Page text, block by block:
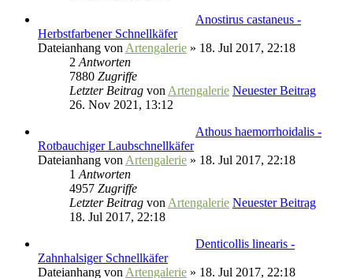
Anostirus castaneus -
Herbstfarbener Schnellkäfer
Dateianhang von Artengalerie » 18. Jul 2017, 22:18
2 Antworten
7880 Zugriffe
Letzter Beitrag von Artengalerie Neuester Beitrag
26. Nov 2021, 13:12
Athous haemorrhoidalis -
Rotbauchiger Laubschnellkäfer
Dateianhang von Artengalerie » 18. Jul 2017, 22:18
1 Antworten
4957 Zugriffe
Letzter Beitrag von Artengalerie Neuester Beitrag
18. Jul 2017, 22:18
Denticollis linearis -
Zahnhalsiger Schnellkäfer
Dateianhang von Artengalerie » 18. Jul 2017, 22:18